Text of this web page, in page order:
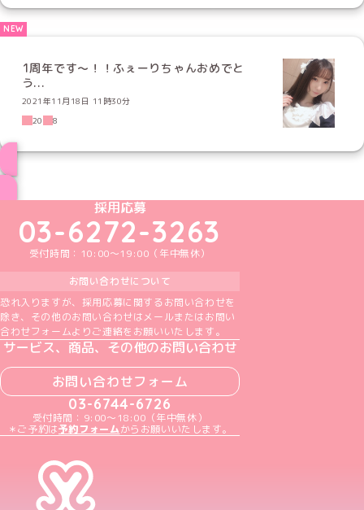
1周年です〜！！ふぇーりちゃんおめでと
う...
2021年11月18日 11時30分
20
8
めいどりーみんTikTok公式アカウント
めいどりーみんX公式アカウント
めいどりーみんInstagram公式アカウント
めいどりーみんFacebook公式アカウン
めいどりーみんYouTube公式アカ
採用応募
03-6272-3263
受付時間：10:00～19:00（年中無休）
お問い合わせについて
恐れ入りますが、採用応募に関するお問い合わせを
除き、その他のお問い合わせはメールまたはお問い
合わせフォームよりご連絡をお願いいたします。
サービス、商品、その他のお問い合わせ
お問い合わせフォーム
03-6744-6726
受付時間：9:00～18:00（年中無休）
＊ご予約は予約フォームからお願いいたします。